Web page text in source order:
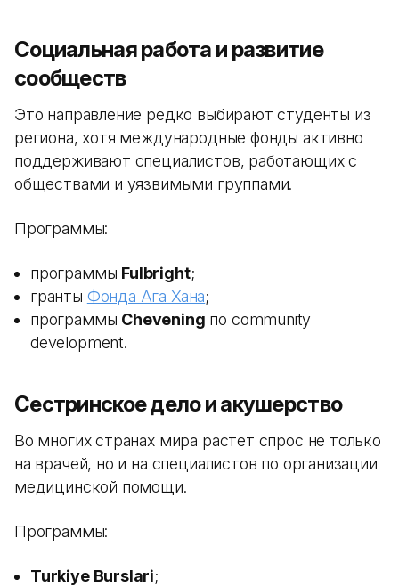
Социальная работа и развитие
сообществ
Это направление редко выбирают студенты из
региона, хотя международные фонды активно
поддерживают специалистов, работающих с
обществами и уязвимыми группами.
Программы:
программы Fulbright;
гранты Фонда Ага Хана;
программы Chevening по community
development.
Сестринское дело и акушерство
Во многих странах мира растет спрос не только
на врачей, но и на специалистов по организации
медицинской помощи.
Программы:
Turkiye Burslari;